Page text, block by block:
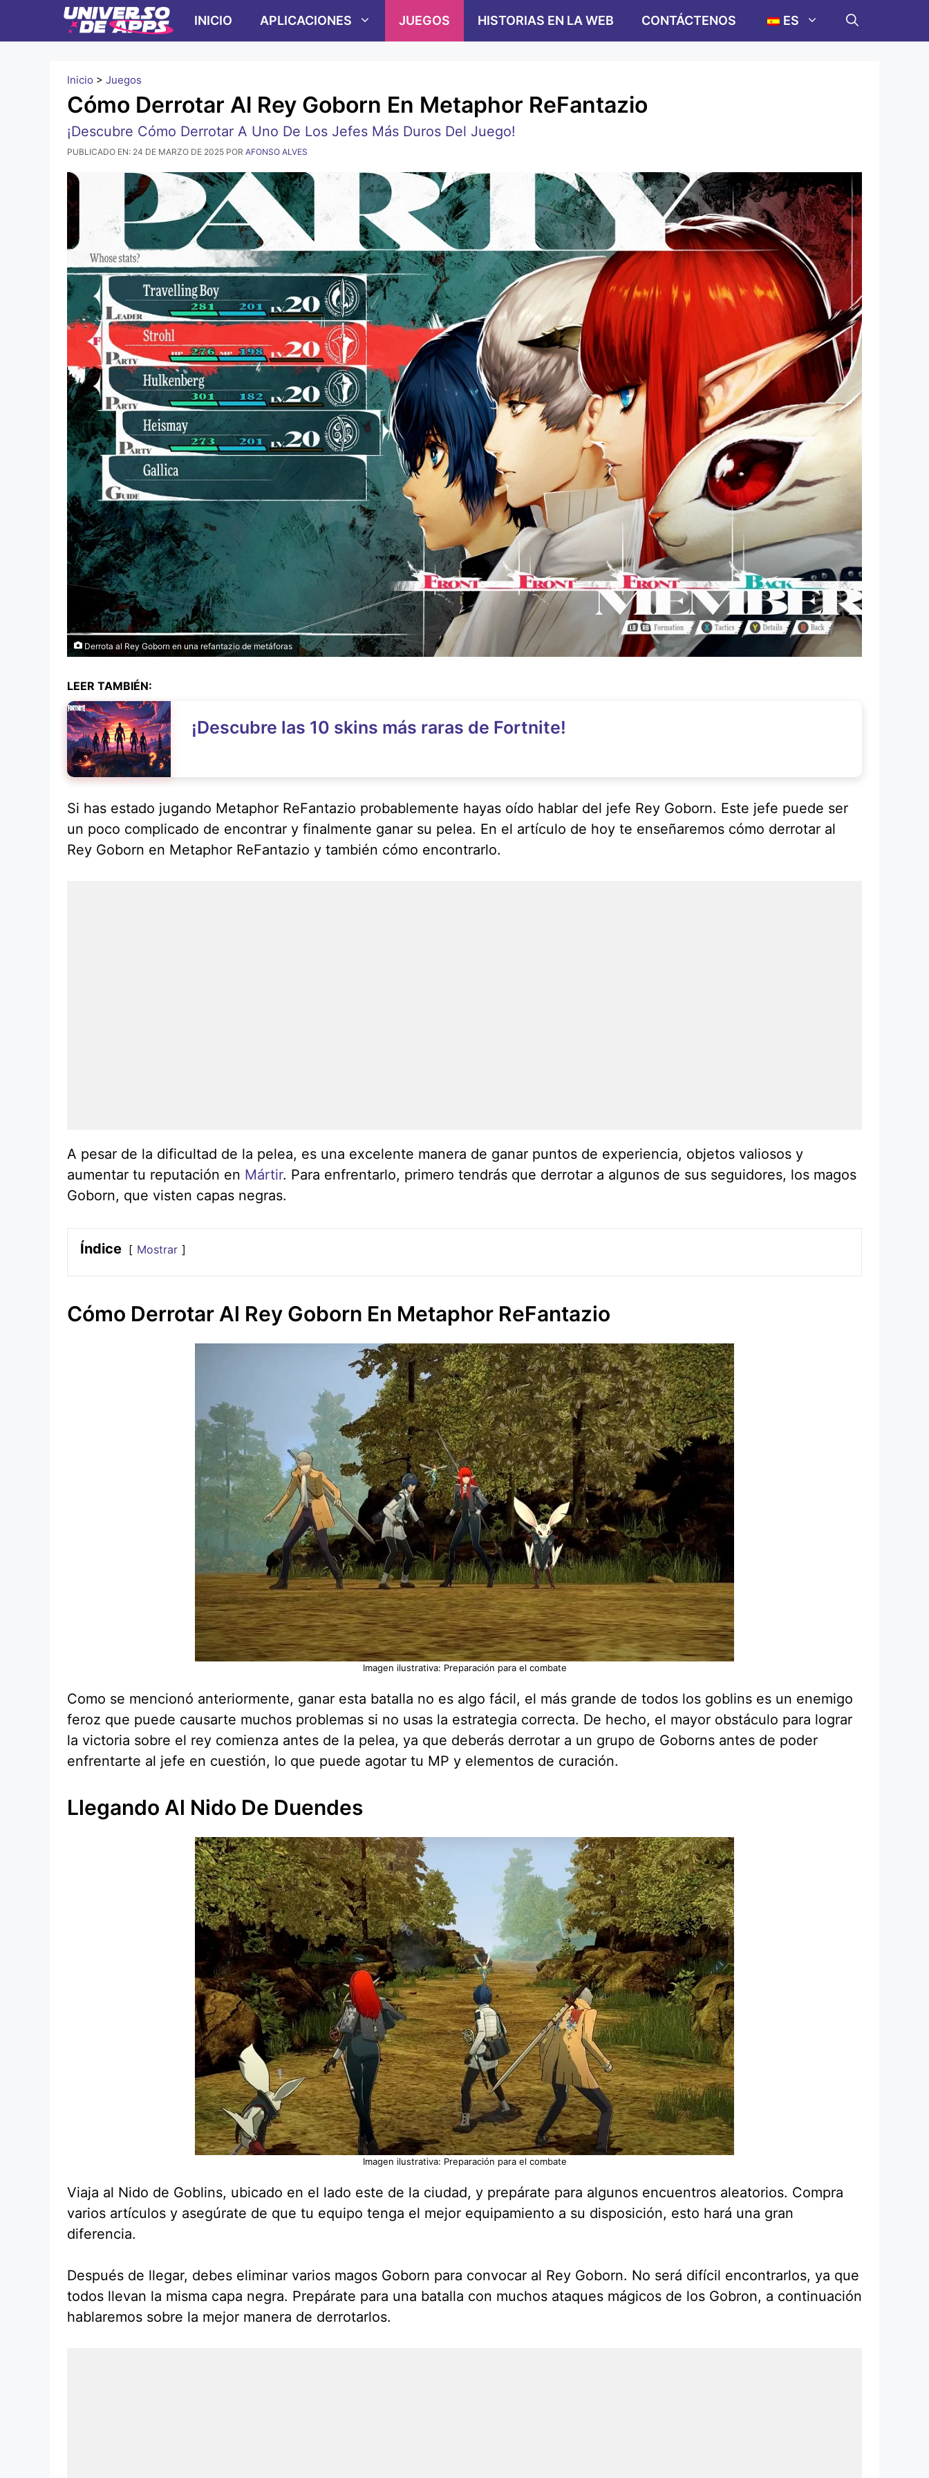
INICIO APLICACIONES JUEGOS HISTORIAS EN LA WEB CONTÁCTENOS ES
Inicio > Juegos
Cómo Derrotar Al Rey Goborn En Metaphor ReFantazio
¡Descubre Cómo Derrotar A Uno De Los Jefes Más Duros Del Juego!
PUBLICADO EN: 24 DE MARZO DE 2025 POR AFONSO ALVES
Derrota al Rey Goborn en una refantazio de metáforas
LEER TAMBIÉN:
¡Descubre las 10 skins más raras de Fortnite!
Si has estado jugando Metaphor ReFantazio probablemente hayas oído hablar del jefe Rey Goborn. Este jefe puede ser
un poco complicado de encontrar y finalmente ganar su pelea. En el artículo de hoy te enseñaremos cómo derrotar al
Rey Goborn en Metaphor ReFantazio y también cómo encontrarlo.
A pesar de la dificultad de la pelea, es una excelente manera de ganar puntos de experiencia, objetos valiosos y
aumentar tu reputación en Mártir. Para enfrentarlo, primero tendrás que derrotar a algunos de sus seguidores, los magos
Goborn, que visten capas negras.
Índice Mostrar
Cómo Derrotar Al Rey Goborn En Metaphor ReFantazio
Imagen ilustrativa: Preparación para el combate
Como se mencionó anteriormente, ganar esta batalla no es algo fácil, el más grande de todos los goblins es un enemigo
feroz que puede causarte muchos problemas si no usas la estrategia correcta. De hecho, el mayor obstáculo para lograr
la victoria sobre el rey comienza antes de la pelea, ya que deberás derrotar a un grupo de Goborns antes de poder
enfrentarte al jefe en cuestión, lo que puede agotar tu MP y elementos de curación.
Llegando Al Nido De Duendes
Imagen ilustrativa: Preparación para el combate
Viaja al Nido de Goblins, ubicado en el lado este de la ciudad, y prepárate para algunos encuentros aleatorios. Compra
varios artículos y asegúrate de que tu equipo tenga el mejor equipamiento a su disposición, esto hará una gran
diferencia.
Después de llegar, debes eliminar varios magos Goborn para convocar al Rey Goborn. No será difícil encontrarlos, ya que
todos llevan la misma capa negra. Prepárate para una batalla con muchos ataques mágicos de los Gobron, a continuación
hablaremos sobre la mejor manera de derrotarlos.